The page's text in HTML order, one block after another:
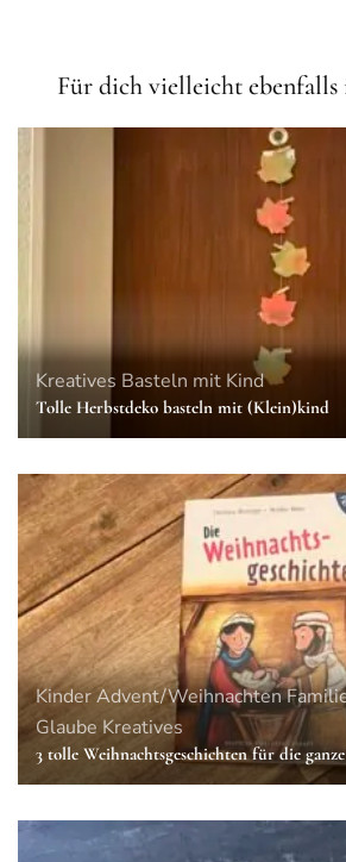
Für dich vielleicht ebenfalls
Kreatives Basteln mit Kind
Tolle Herbstdeko basteln mit (Klein)kind
KinderAdvent/Weihnachten
Glaube Kreatives
3 tolle Weihnachtsgeschichten für die